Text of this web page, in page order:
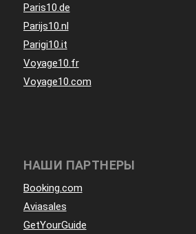
Paris10.de
Parijs10.nl
Parigi10.it
Voyage10.fr
Voyage10.com
НАШИ ПАРТНЕРЫ
Booking.com
Aviasales
GetYourGuide